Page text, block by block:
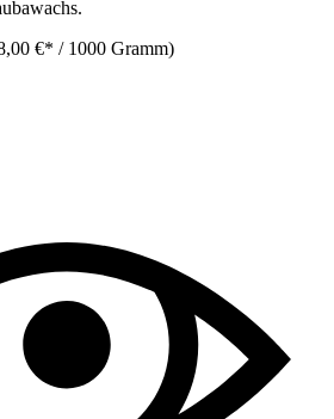
€* / 1000 Gramm)